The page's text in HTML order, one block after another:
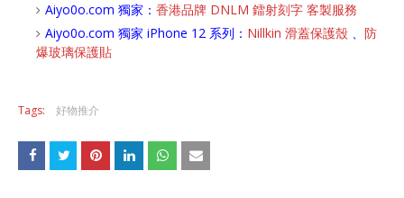
Aiyo0o.com 獨家： 香港品牌 DNLM 鐳射刻字 客製服務
Aiyo0o.com 獨家 iPhone 12 系列： Nillkin 滑蓋保護殼 、 防
爆玻璃保護貼
Tags: 好物推介